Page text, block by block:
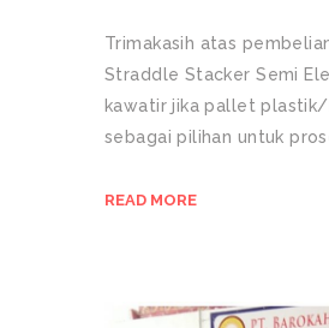
Trimakasih atas
Straddle Stacker Semi
kawatir jika pallet
sebagai pilihan untuk
READ MORE